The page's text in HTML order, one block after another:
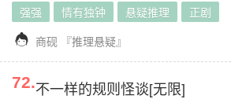
强强 情有独钟 悬疑推理 正剧
 商砚 『推理悬疑』
72.不一样的规则怪谈[无限]